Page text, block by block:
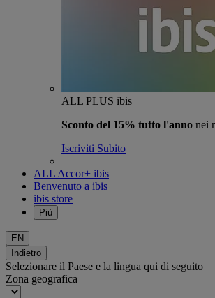
ALL PLUS ibis
Sconto del 15% tutto l'anno nei
Iscriviti Subito
ALL Accor+ ibis
Benvenuto a ibis
ibis store
Più
EN
Indietro
Selezionare il Paese e la lingua qui di seguito
Zona geografica